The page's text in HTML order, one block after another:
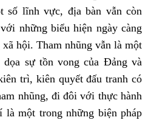
số lĩnh vực, địa bàn vẫn còn
những biểu hiện ngày càng
hội. Tham nhũng vẫn là một
sự tồn vong của Đảng và
trì, kiên quyết đấu tranh có
nhũng, đi đôi với thực hành
là một trong những biện pháp